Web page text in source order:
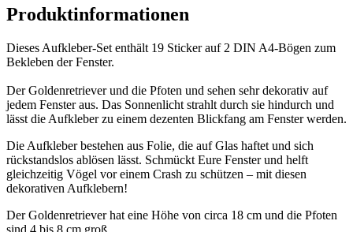
Produktinformationen
Dieses Aufkleber-Set enthält 19 Sticker auf 2 DIN A4-Bögen zum
Bekleben der Fenster.
Der Goldenretriever und die Pfoten und sehen sehr dekorativ auf
jedem Fenster aus. Das Sonnenlicht strahlt durch sie hindurch und
lässt die Aufkleber zu einem dezenten Blickfang am Fenster werden.
Die Aufkleber bestehen aus Folie, die auf Glas haftet und sich
rückstandslos ablösen lässt. Schmückt Eure Fenster und helft
gleichzeitig Vögel vor einem Crash zu schützen – mit diesen
dekorativen Aufklebern!
Der Goldenretriever hat eine Höhe von circa 18 cm und die Pfoten
sind 4 bis 8 cm groß.